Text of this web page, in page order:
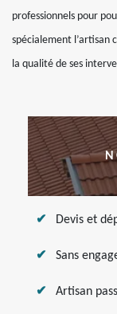
professionnels pour
spécialement l’artisan
la qualité de ses
Devis et
Sans
Artisan